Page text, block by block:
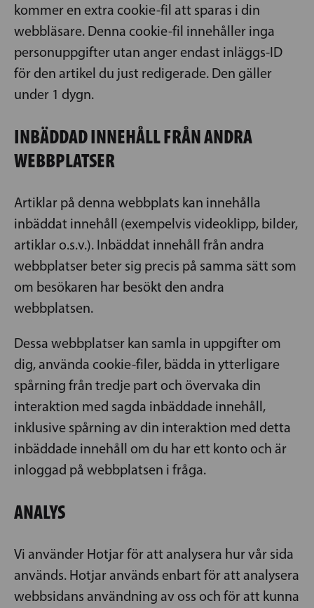
kommer en extra cookie-fil att sparas i din
webbläsare. Denna cookie-fil innehåller inga
personuppgifter utan anger endast inläggs-ID
för den artikel du just redigerade. Den gäller
under 1 dygn.
INBÄDDAD INNEHÅLL FRÅN ANDRA
WEBBPLATSER
Artiklar på denna webbplats kan innehålla
inbäddat innehåll (exempelvis videoklipp, bilder,
artiklar o.s.v.). Inbäddat innehåll från andra
webbplatser beter sig precis på samma sätt som
om besökaren har besökt den andra
webbplatsen.
Dessa webbplatser kan samla in uppgifter om
dig, använda cookie-filer, bädda in ytterligare
spårning från tredje part och övervaka din
interaktion med sagda inbäddade innehåll,
inklusive spårning av din interaktion med detta
inbäddade innehåll om du har ett konto och är
inloggad på webbplatsen i fråga.
ANALYS
Vi använder Hotjar för att analysera hur vår sida
används. Hotjar används enbart för att analysera
webbsidans användning av oss och för att kunna